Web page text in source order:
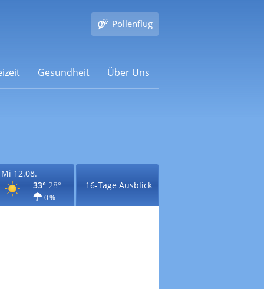
Pollenflug
Gesundheit Über Uns
Mi 12.08.
33° 28°
0 %
16-Tage Ausblick